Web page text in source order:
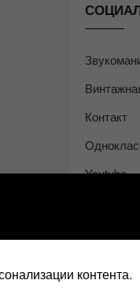
Контакт
Youtube
контента.